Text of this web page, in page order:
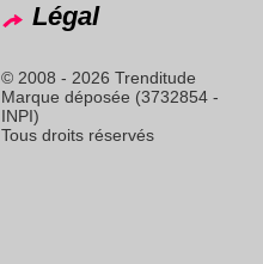
Légal
© 2008 - 2026 Trenditude
Marque déposée (3732854 -
INPI)
Tous droits réservés